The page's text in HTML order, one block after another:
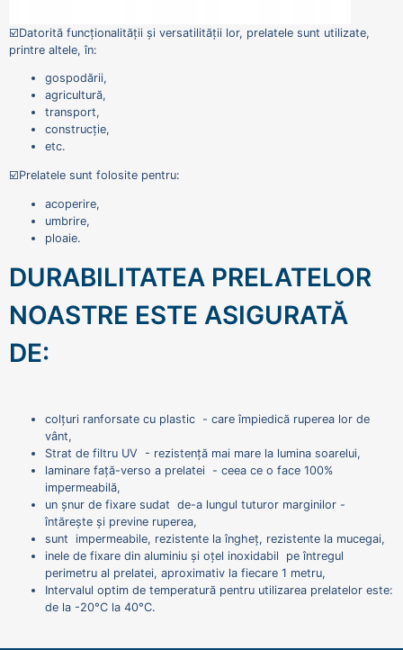
☑️Datorită funcționalității și versatilității lor, prelatele sunt utilizate,
printre altele, în:
gospodării,
agricultură,
transport,
construcție,
etc.
☑️Prelatele sunt folosite pentru:
acoperire,
umbrire,
ploaie.
DURABILITATEA PRELATELOR
NOASTRE ESTE ASIGURATĂ
DE:
colțuri ranforsate cu plastic - care împiedică ruperea lor de
vânt,
Strat de filtru UV - rezistență mai mare la lumina soarelui,
laminare față-verso a prelatei - ceea ce o face 100%
impermeabilă,
un șnur de fixare sudat de-a lungul tuturor marginilor -
întărește și previne ruperea,
sunt impermeabile, rezistente la îngheț, rezistente la mucegai,
inele de fixare din aluminiu și oțel inoxidabil pe întregul
perimetru al prelatei, aproximativ la fiecare 1 metru,
Intervalul optim de temperatură pentru utilizarea prelatelor este:
de la -20°C la 40°C.